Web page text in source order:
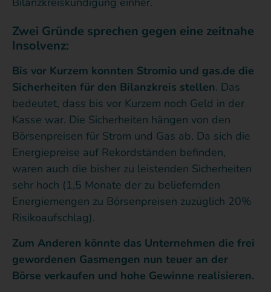
Zwei Gründe sprechen gegen eine zeitnahe
Insolvenz:
Bis vor Kurzem konnten Stromio und gas.de die
Sicherheiten für den Bilanzkreis stellen. Das
bedeutet, dass bis vor Kurzem noch Geld in der
Kasse war. Die Sicherheiten hängen von den
Börsenpreisen für Strom und Gas ab. Da sich die
Energiepreise auf Rekordständen befinden,
waren auch die bisher zu leistenden Sicherheiten
sehr hoch (1,5 Monate der zu beliefernden
Energiemengen zu Börsenpreisen zuzüglich 20%
Risikoaufschlag).
Zum Anderen könnte das Unternehmen die frei
gewordenen Gasmengen nun teuer an der
Börse verkaufen und hohe Gewinne realisieren.